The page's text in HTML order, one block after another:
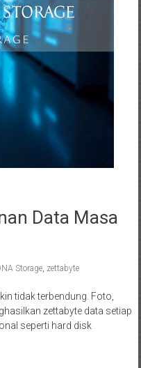
Data Masa
Storage, zettabyte
tidak terbendung. Foto,
zettabyte data setiap
seperti hard disk